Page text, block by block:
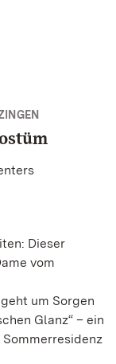
Dieser
vom
um Sorgen
Glanz“ – ein